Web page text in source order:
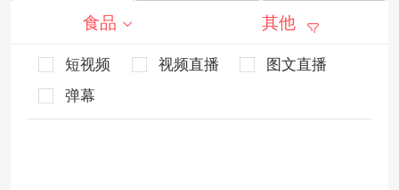
食品 其他
短视频 视频直播
图文直播
弹幕